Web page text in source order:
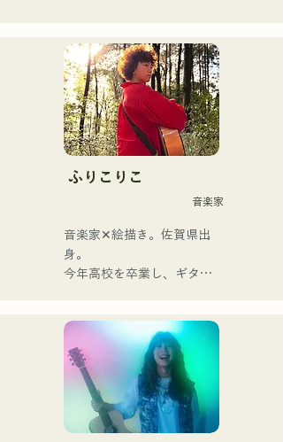
Trip」。
由主唱兼吉他手神谷雄馬傾
情演繹的懷舊歌曲，將流行
搖滾的精髓淋漓盡致地展現
出來。時而柔和、時而激昂
的旋律和歌詞，加上樂團成
以「令和歌謠搖滾」為名，
活躍於樂壇。
ふりこりこ
音楽家
音楽家✕絵描き。佐賀県出
身。
今年高校を卒業し、ギター
行う傍ら、大胆な色彩感覚
を活かしたアート制作に励
む。枠に収まりきれないマ
ルチな表現スタイルを確立
するため、日々探求を続け
ている。現在はSNSを中心